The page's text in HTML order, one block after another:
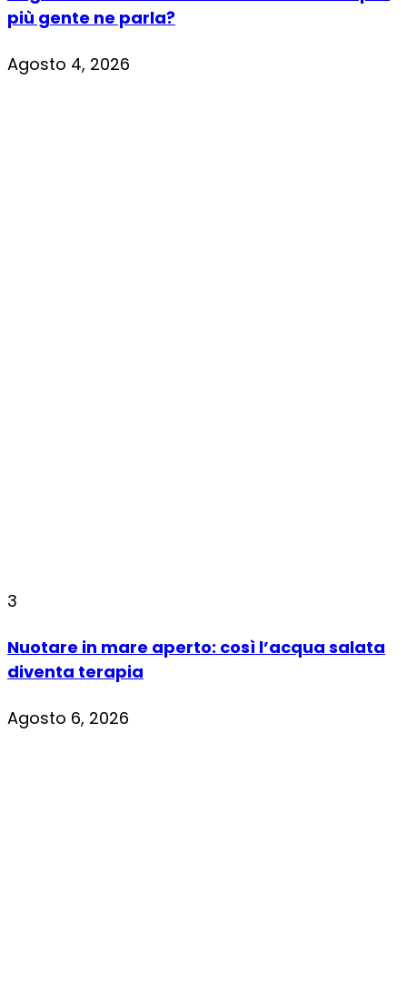
più gente ne parla?
Agosto 4, 2026
3
Nuotare in mare aperto: così l’acqua salata
diventa terapia
Agosto 6, 2026